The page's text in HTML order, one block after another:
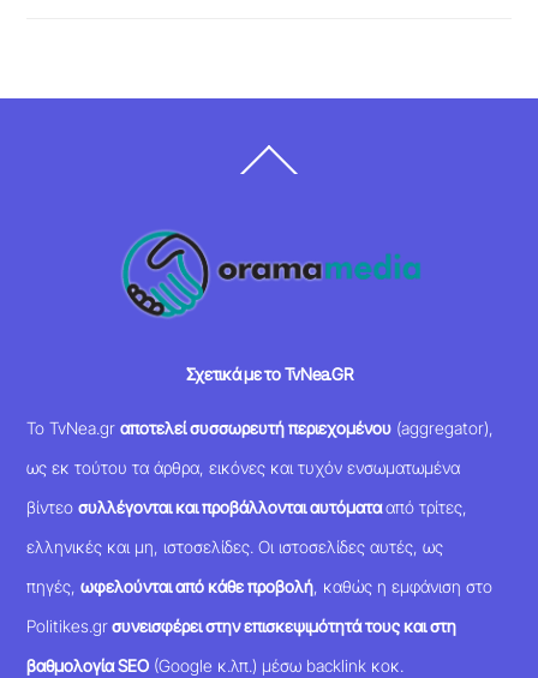
To
Σχετικά με το TvNea.GR
Το TvNea.grαποτελεί συσσωρευτή περιεχομένου (aggregator),
ως εκ τούτου τα άρθρα, εικόνες και τυχόν ενσωματωμένα
βίντεοσυλλέγονται και προβάλλονται αυτόματααπό τρίτες,
ελληνικές και μη, ιστοσελίδες. Οι ιστοσελίδες αυτές, ως
πηγές,ωφελούνται από κάθε προβολή , καθώς η εμφάνιση στο
Politikes.grσυνεισφέρει στην επισκεψιμότητά τους και στη
βαθμολογία SEO (Google κ.λπ.) μέσω backlink κοκ.